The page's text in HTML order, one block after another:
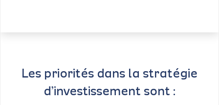
Les priorités dans la stratégie
d’investissement sont :